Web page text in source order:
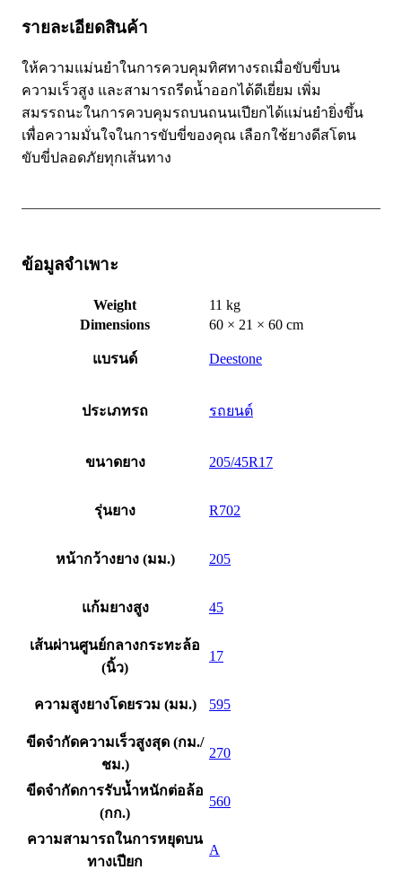
รายละเอียดสินค้า
ให้ความแม่นยำในการควบคุมทิศทางรถเมื่อขับขี่บน
ความเร็วสูง และสามารถรีดน้ำออกได้ดีเยี่ยม เพิ่ม
สมรรถนะในการควบคุมรถบนถนนเปียกได้แม่นยำยิ่งขึ้น
เพื่อความมั่นใจในการขับขี่ของคุณ เลือกใช้ยางดีสโตน
ขับขี่ปลอดภัยทุกเส้นทาง
ข้อมูลจำเพาะ
Weight
11 kg
Dimensions
60 × 21 × 60 cm
แบรนด์ Deestone
ประเภทรถ รถยนต์
ขนาดยาง 205/45R17
รุ่นยาง R702
หน้ากว้างยาง (มม.) 205
แก้มยางสูง 45
เส้นผ่านศูนย์กลางกระทะล้อ
(นิ้ว)
17
ความสูงยางโดยรวม (มม.) 595
ขีดจำกัดความเร็วสูงสุด (กม./
ชม.)
270
ขีดจำกัดการรับน้ำหนักต่อล้อ
(กก.)
560
ความสามารถในการหยุดบน
ทางเปียก
A